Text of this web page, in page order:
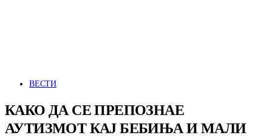
ВЕСТИ
КАКО ДА СЕ ПРЕПОЗНАЕ
АУТИЗМОТ КАЈ БЕБИЊА И МАЛИ